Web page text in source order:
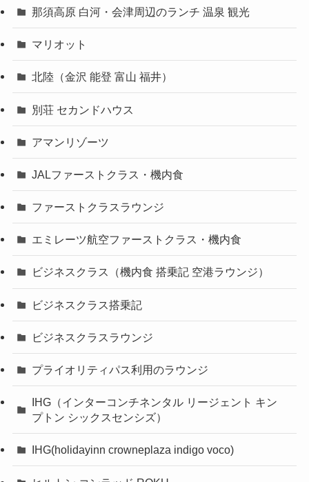
那須高原 白河・会津周辺のランチ 温泉 観光
マリオット
北陸（金沢 能登 富山 福井）
別荘 セカンドハウス
アマンリゾーツ
JALファーストクラス・機内食
ファーストクラスラウンジ
エミレーツ航空ファーストクラス・機内食
ビジネスクラス（機内食 搭乗記 空港ラウンジ）
ビジネスクラス搭乗記
ビジネスクラスラウンジ
プライオリティパス利用のラウンジ
IHG（インターコンチネンタル リージェント キン
プトン シックスセンシズ）
IHG(holidayinn crowneplaza indigo voco)